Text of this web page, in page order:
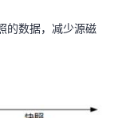
的数据，减少源磁